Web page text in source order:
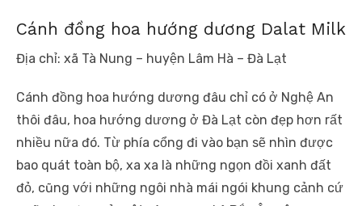
Cánh đồng hoa hướng dương Dalat Milk
Địa chỉ: xã Tà Nung – huyện Lâm Hà – Đà Lạt
Cánh đồng hoa hướng dương đâu chỉ có ở Nghệ An
thôi đâu, hoa hướng dương ở Đà Lạt còn đẹp hơn rất
nhiều nữa đó. Từ phía cổng đi vào bạn sẽ nhìn được
bao quát toàn bộ, xa xa là những ngọn đồi xanh đất
đỏ, cũng với những ngôi nhà mái ngói khung cảnh cứ